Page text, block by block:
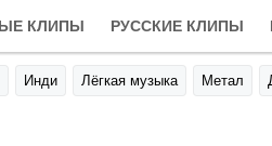
КЛИПЫ РУССКИЕ КЛИПЫ
Инди Лёгкая музыка Метал